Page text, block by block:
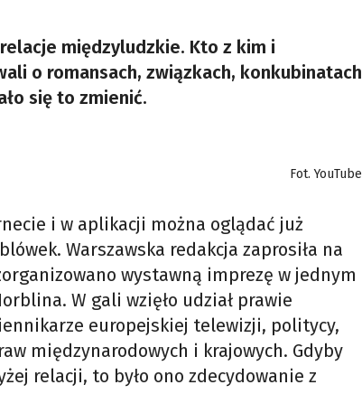
międzyludzkie. Kto z kim i
o romansach, związkach, konkubinatach
się to zmienić.
Fot. YouTube
i w aplikacji można oglądać już
Warszawska redakcja zaprosiła na
wystawną imprezę w jednym
W gali wzięło udział prawie
europejskiej telewizji, politycy,
międzynarodowych i krajowych. Gdyby
relacji, to było ono zdecydowanie z